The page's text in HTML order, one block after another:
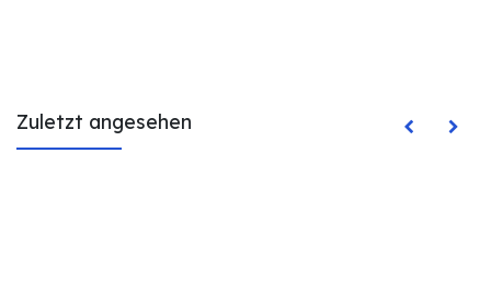
Zuletzt angesehen